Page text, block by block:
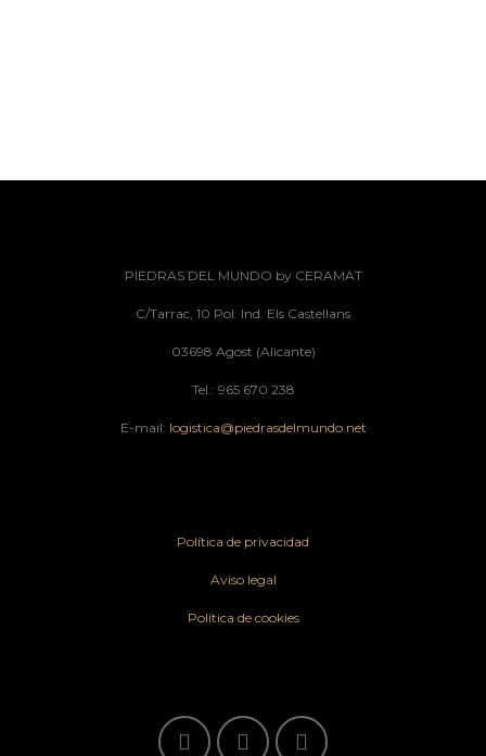
PIEDRAS DEL MUNDO by CERAMAT
C/Tarrac, 10 Pol. Ind. Els Castellans
03698 Agost (Alicante)
Tel.: 965 670 238
E-mail: logistica@piedrasdelmundo.net
Política de privacidad
Aviso legal
Política de cookies